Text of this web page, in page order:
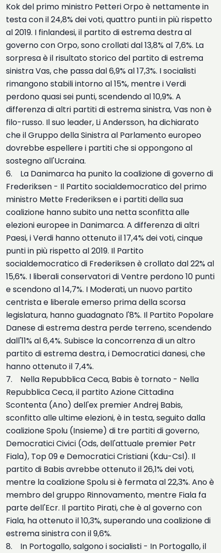
Kok del primo ministro Petteri Orpo è nettamente in
testa con il 24,8% dei voti, quattro punti in più rispetto
al 2019. I finlandesi, il partito di estrema destra al
governo con Orpo, sono crollati dal 13,8% al 7,6%. La
sorpresa è il risultato storico del partito di estrema
sinistra Vas, che passa dal 6,9% al 17,3%. I socialisti
rimangono stabili intorno al 15%, mentre i Verdi
perdono quasi sei punti, scendendo al 10,9%. A
differenza di altri partiti di estrema sinistra, Vas non è
filo-russo. Il suo leader, Li Andersson, ha dichiarato
che il Gruppo della Sinistra al Parlamento europeo
dovrebbe espellere i partiti che si oppongono al
sostegno all'Ucraina.
6. La Danimarca ha punito la coalizione di governo di
Frederiksen - Il Partito socialdemocratico del primo
ministro Mette Frederiksen e i partiti della sua
coalizione hanno subito una netta sconfitta alle
elezioni europee in Danimarca. A differenza di altri
Paesi, i Verdi hanno ottenuto il 17,4% dei voti, cinque
punti in più rispetto al 2019. Il Partito
socialdemocratico di Frederiksen è crollato dal 22% al
15,6%. I liberali conservatori di Ventre perdono 10 punti
e scendono al 14,7%. I Moderati, un nuovo partito
centrista e liberale emerso prima della scorsa
legislatura, hanno guadagnato l'8%. Il Partito Popolare
Danese di estrema destra perde terreno, scendendo
dall'11% al 6,4%. Subisce la concorrenza di un altro
partito di estrema destra, i Democratici danesi, che
hanno ottenuto il 7,4%.
7. Nella Repubblica Ceca, Babis è tornato - Nella
Repubblica Ceca, il partito Azione Cittadina
Scontenta (Ano) dell'ex premier Andrej Babis,
sconfitto alle ultime elezioni, è in testa, seguito dalla
coalizione Spolu (Insieme) di tre partiti di governo,
Democratici Civici (Ods, dell'attuale premier Petr
Fiala), Top 09 e Democratici Cristiani (Kdu-Csl). Il
partito di Babis avrebbe ottenuto il 26,1% dei voti,
mentre la coalizione Spolu si è fermata al 22,3%. Ano è
membro del gruppo Rinnovamento, mentre Fiala fa
parte dell'Ecr. Il partito Pirati, che è al governo con
Fiala, ha ottenuto il 10,3%, superando una coalizione di
estrema sinistra con il 9,6%.
8. In Portogallo, salgono i socialisti - In Portogallo, il